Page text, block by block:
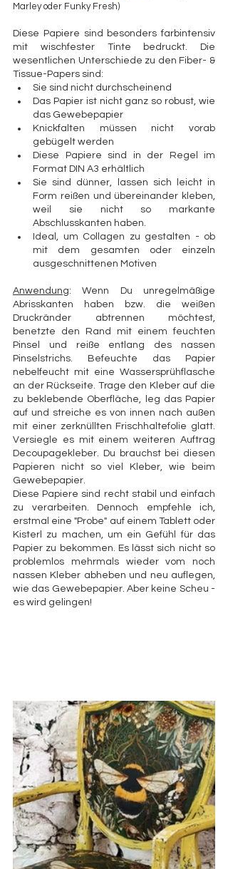
Marley oder Funky Fresh)
Diese Papiere sind besonders farbintensiv
mit wischfester Tinte bedruckt. Die
wesentlichen Unterschiede zu den Fiber- &
Tissue-Papers sind:
Sie sind nicht durchscheinend
Das Papier ist nicht ganz so robust, wie
das Gewebepapier
Knickfalten müssen nicht vorab
gebügelt werden
Diese Papiere sind in der Regel im
Format DIN A3 erhältlich
Sie sind dünner, lassen sich leicht in
Form reißen und übereinander kleben,
weil sie nicht so markante
Abschlusskanten haben.
Ideal, um Collagen zu gestalten - ob
mit dem gesamten oder einzeln
ausgeschnittenen Motiven
Anwendung: Wenn Du unregelmäßige
Abrisskanten haben bzw. die weißen
Druckränder abtrennen möchtest,
benetzte den Rand mit einem feuchten
Pinsel und reiße entlang des nassen
Pinselstrichs. Befeuchte das Papier
nebelfeucht mit eine Wassersprühflasche
an der Rückseite. Trage den Kleber auf die
zu beklebende Oberfläche, leg das Papier
auf und streiche es von innen nach außen
mit einer zerknüllten Frischhaltefolie glatt.
Versiegle es mit einem weiteren Auftrag
Decoupagekleber. Du brauchst bei diesen
Papieren nicht so viel Kleber, wie beim
Gewebepapier.
Diese Papiere sind recht stabil und einfach
zu verarbeiten. Dennoch empfehle ich,
erstmal eine "Probe" auf einem Tablett oder
Kisterl zu machen, um ein Gefühl für das
Papier zu bekommen. Es lässt sich nicht so
problemlos mehrmals wieder vom noch
nassen Kleber abheben und neu auflegen,
wie das Gewebepapier. Aber keine Scheu -
es wird gelingen!